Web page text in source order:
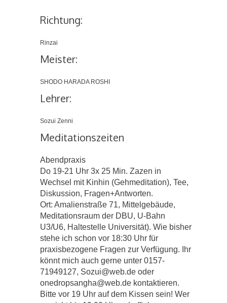
Richtung:
Rinzai
Meister:
SHODO HARADA ROSHI
Lehrer:
Sozui Zenni
Meditationszeiten
Abendpraxis
Do 19-21 Uhr 3x 25 Min. Zazen in
Wechsel mit Kinhin (Gehmeditation), Tee,
Diskussion, Fragen+Antworten.
Ort: Amalienstraße 71, Mittelgebäude,
Meditationsraum der DBU, U-Bahn
U3/U6, Haltestelle Universität). Wie bisher
stehe ich schon vor 18:30 Uhr für
praxisbezogene Fragen zur Verfügung. Ihr
könnt mich auch gerne unter 0157-
71949127, Sozui@web.de oder
onedropsangha@web.de kontaktieren.
Bitte vor 19 Uhr auf dem Kissen sein! Wer